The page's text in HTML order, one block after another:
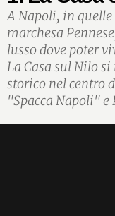
A Napoli, in quelle
marchesa
lusso dove poter
La Casa sul Nilo
storico nel centro
"Spacca Napoli" e